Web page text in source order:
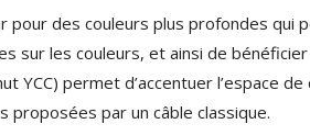
pour des couleurs plus profondes qui
sur les couleurs, et ainsi de
YCC) permet d’accentuer l’espace
par un câble classique.